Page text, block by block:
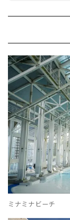
ミナミナビーチ